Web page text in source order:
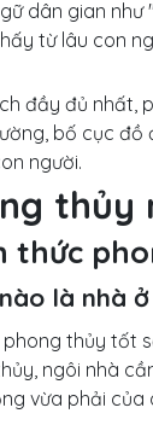
dân gian
từ lâu con
đầy đủ nhất,
bố cục
người.
thủy
thức
nào là nhà
thủy tốt
ngôi nhà
vừa phải của